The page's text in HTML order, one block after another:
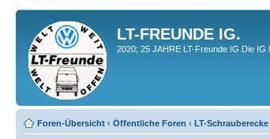
LT-FREUNDE IG.
2020; 25 JAHRE LT-Freunde IG.Die
Foren-Übersicht ‹ Öffentliche Foren ‹ LT-Schrauberecke